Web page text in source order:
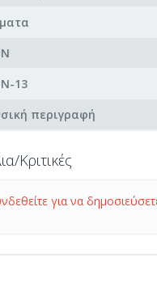
13
περιγραφή
Κριτικές
για να